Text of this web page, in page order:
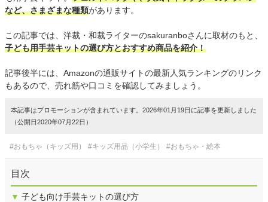
など、さまざまな種類があります。
この記事では、洋裁・和裁ライターのsakuranboさんに取材のもと、
子ども用手芸キットの選び方とおすすめ商品を紹介！
記事後半には、Amazonの通販サイトの最新人気ランキングのリンク
もあるので、売れ筋や口コミを確認してみましょう。
本記事はプロモーションが含まれています。2026年01月19日に記事を更新しました
（公開日2020年07月22日）
#おもちゃ（キッズ用） #キッズ用品（小学生） #おもちゃ・絵本
目次
▼ 子ども向け手芸キットの選び方